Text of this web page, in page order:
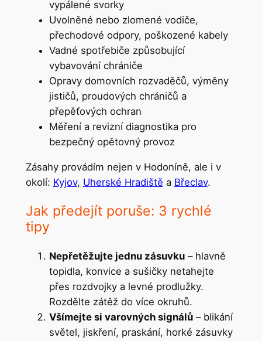
vypálené svorky
Uvolněné nebo zlomené vodiče,
přechodové odpory, poškozené kabely
Vadné spotřebiče způsobující
vybavování chrániče
Opravy domovních rozvaděčů, výměny
jističů, proudových chráničů a
přepěťových ochran
Měření a revizní diagnostika pro
bezpečný opětovný provoz
Zásahy provádím nejen v Hodoníně, ale i v
okolí: Kyjov, Uherské Hradiště a Břeclav.
Jak předejít poruše: 3 rychlé
tipy
Nepřetěžujte jednu zásuvku– hlavně
topidla, konvice a sušičky netahejte
přes rozdvojky a levné prodlužky.
Rozdělte zátěž do více okruhů.
Všímejte si varovných signálů– blikání
světel, jiskření, praskání, horké zásuvky